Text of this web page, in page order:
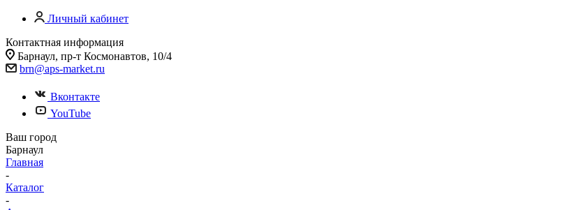
Личный кабинет
Контактная информация
Барнаул, пр-т Космонавтов, 10/4
brn@aps-market.ru
Вконтакте
YouTube
Ваш город
Барнаул
Главная
-
Каталог
-